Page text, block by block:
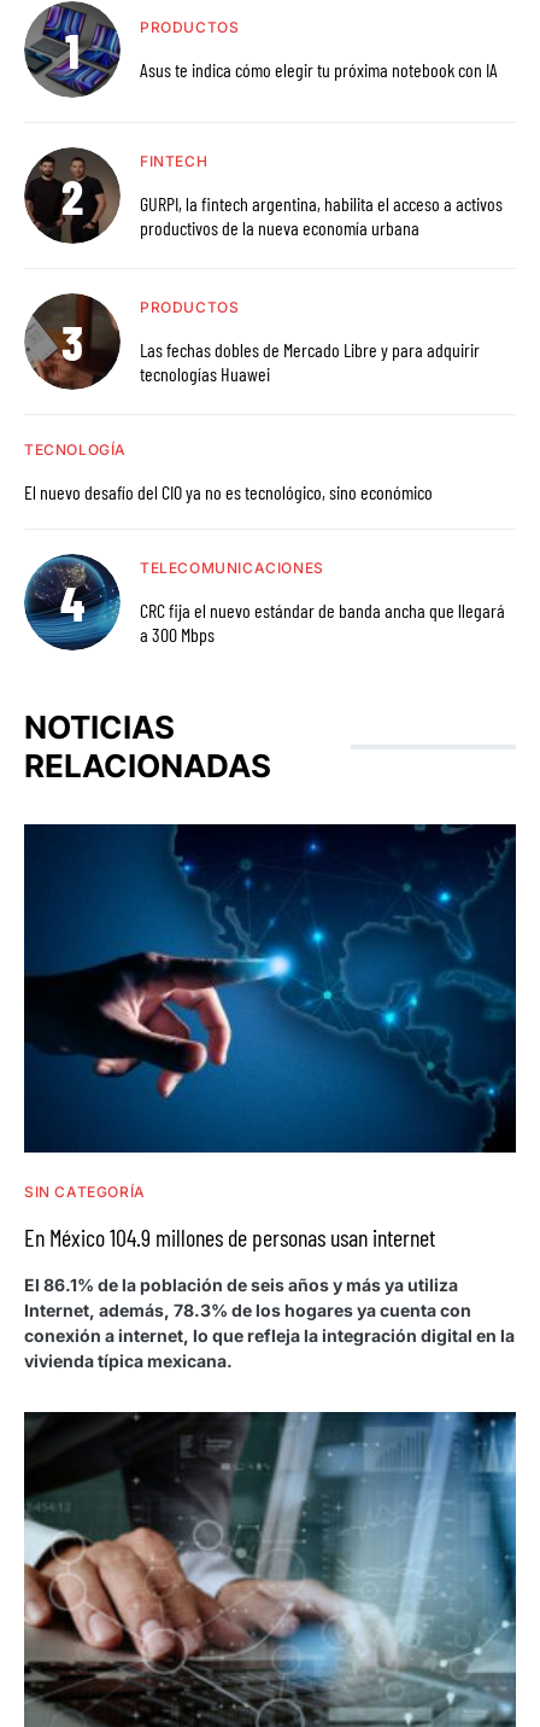
PRODUCTOS
Asus te indica cómo elegir tu próxima notebook con IA
FINTECH
GURPI, la fintech argentina, habilita el acceso a activos
productivos de la nueva economía urbana
PRODUCTOS
Las fechas dobles de Mercado Libre y para adquirir
tecnologías Huawei
TECNOLOGÍA
El nuevo desafío del CIO ya no es tecnológico, sino económico
TELECOMUNICACIONES
CRC fija el nuevo estándar de banda ancha que llegará
a 300 Mbps
NOTICIAS
RELACIONADAS
SIN CATEGORÍA
En México 104.9 millones de personas usan internet
El 86.1% de la población de seis años y más ya utiliza
Internet, además, 78.3% de los hogares ya cuenta con
conexión a internet, lo que refleja la integración digital en la
vivienda típica mexicana.